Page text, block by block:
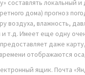
составлять локальный
дома) прогноз
воздуха, влажность,
и т.д. Имеет еще одну
даже
отображаются
ящик. Почта